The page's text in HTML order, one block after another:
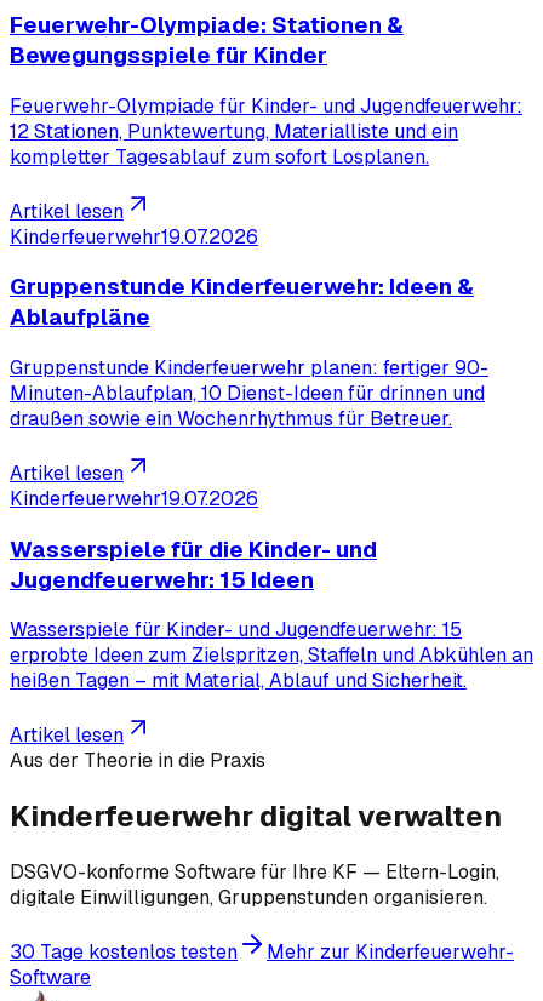
Feuerwehr-Olympiade: Stationen &
Bewegungsspiele für Kinder
Feuerwehr-Olympiade für Kinder- und Jugendfeuerwehr:
12 Stationen, Punktewertung, Materialliste und ein
kompletter Tagesablauf zum sofort Losplanen.
Artikel lesen
Kinderfeuerwehr19.07.2026
Gruppenstunde Kinderfeuerwehr: Ideen &
Ablaufpläne
Gruppenstunde Kinderfeuerwehr planen: fertiger 90-
Minuten-Ablaufplan, 10 Dienst-Ideen für drinnen und
draußen sowie ein Wochenrhythmus für Betreuer.
Artikel lesen
Kinderfeuerwehr19.07.2026
Wasserspiele für die Kinder- und
Jugendfeuerwehr: 15 Ideen
Wasserspiele für Kinder- und Jugendfeuerwehr: 15
erprobte Ideen zum Zielspritzen, Staffeln und Abkühlen an
heißen Tagen – mit Material, Ablauf und Sicherheit.
Artikel lesen
Aus der Theorie in die Praxis
Kinderfeuerwehr digital verwalten
DSGVO-konforme Software für Ihre KF — Eltern-Login,
digitale Einwilligungen, Gruppenstunden organisieren.
30 Tage kostenlos testen
Mehr zur Kinderfeuerwehr-
Software